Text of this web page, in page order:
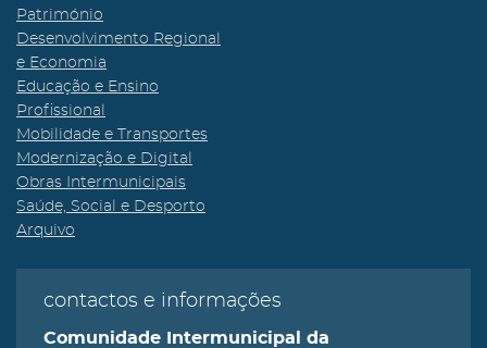
Património
Desenvolvimento Regional
e Economia
Educação e Ensino
Profissional
Mobilidade e Transportes
Modernização e Digital
Obras Intermunicipais
Saúde, Social e Desporto
Arquivo
contactos e informações
Comunidade Intermunicipal da